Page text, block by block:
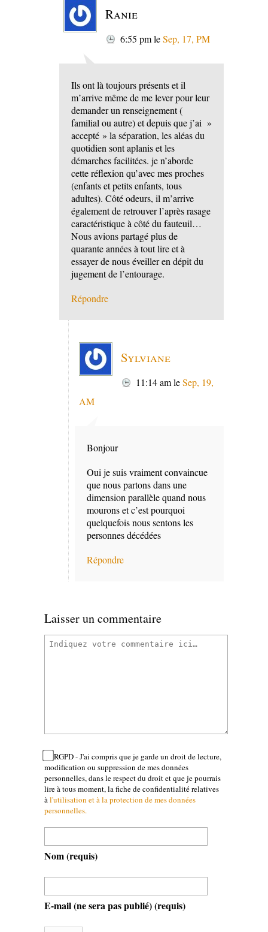
Ranie
6:55 pmleSep, 17, PM
Ils ont là toujours présents et il
m’arrive même de me lever pour leur
demander un renseignement (
familial ou autre) et depuis que j’ai »
accepté » la séparation, les aléas du
quotidien sont aplanis et les
démarches facilitées. je n’aborde
cette réflexion qu’avec mes proches
(enfants et petits enfants, tous
adultes). Côté odeurs, il m’arrive
également de retrouver l’après rasage
caractéristique à côté du fauteuil…
Nous avions partagé plus de
quarante années à tout lire et à
essayer de nous éveiller en dépit du
jugement de l’entourage.
Répondre
Sylviane
11:14 amleSep, 19,
AM
Bonjour
Oui je suis vraiment convaincue
que nous partons dans une
dimension parallèle quand nous
mourons et c’est pourquoi
quelquefois nous sentons les
personnes décédées
Répondre
Laisser un commentaire
RGPD - J'ai compris que je garde un droit de lecture,
modification ou suppression de mes données
personnelles, dans le respect du droit et que je pourrais
lire à tous moment, la fiche de confidentialité relatives
àl'utilisation et à la protection de mes données
personnelles.
Nom(requis)
E-mail (ne sera pas publié)(requis)